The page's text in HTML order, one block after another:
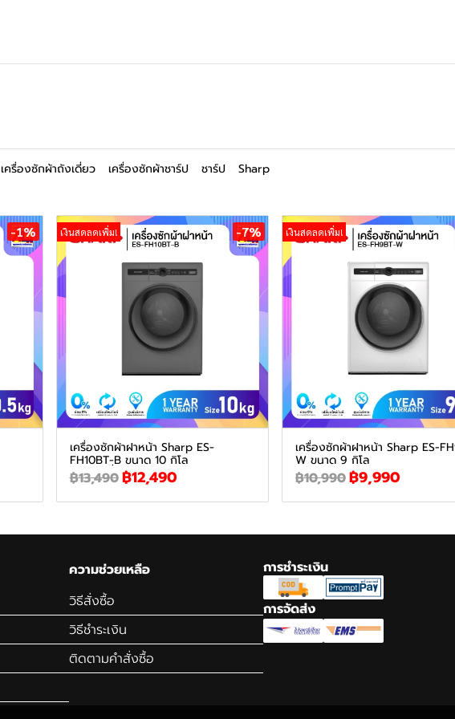
เครื่องซักผ้าถังเดี่ยว เครื่องซักผ้าชาร์ป ชาร์ป Sharp
-1% เงินสดลดเพิ่ม! -7%
เครื่องซักผ้าฝาหน้า Sharp ES-
FH10BT-ฺB ขนาด 10 กิโล
฿13,490฿12,490
เงินสดลดเพิ่ม!
เครื่องซักผ้าฝาหน้า Sharp ES-
W ขนาด 9 กิโล
฿10,990฿9,990
ความช่วยเหลือ
วิธีสั่งซื้อ
วิธีชำระเงิน
ติดตามคำสั่งซื้อ
การชำระเงิน
การจัดส่ง